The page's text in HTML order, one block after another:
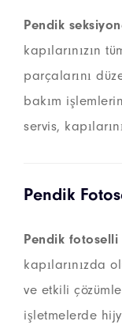
Pendik
kapılarınızın
parçalarını
bakım
servis,
Pendik
Pendik fotoselli
kapılarınızda
ve etkili
işletmelerde